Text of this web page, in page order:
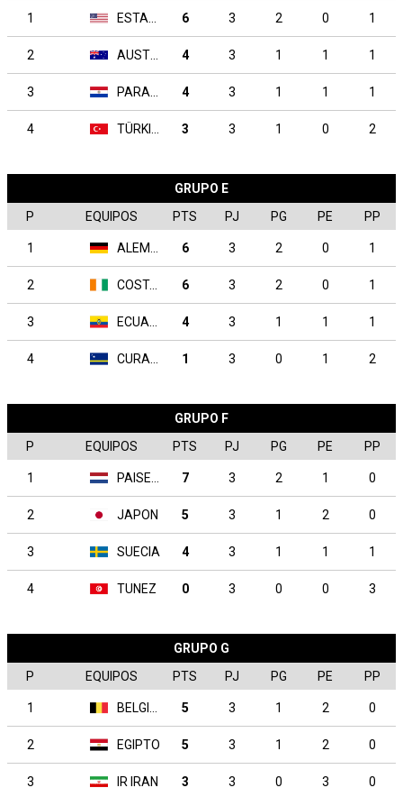
1 6 3 2 0 1
2 4 3 1 1 1
3 4 3 1 1 1
4 3 3 1 0 2
GRUPO E
P
EQUIPOS PTS PJ PG PE PP
1 6 3 2 0 1
2 COSTA DE MARFIL 6 3 2 0 1
3 4 3 1 1 1
4 1 3 0 1 2
GRUPO F
P
EQUIPOS PTS PJ PG PE PP
1 7 3 2 1 0
2 JAPON 5 3 1 2 0
3 SUECIA 4 3 1 1 1
4 TUNEZ 0 3 0 0 3
GRUPO G
P
EQUIPOS PTS PJ PG PE PP
1 5 3 1 2 0
2 EGIPTO 5 3 1 2 0
3 IR IRAN 3 3 0 3 0